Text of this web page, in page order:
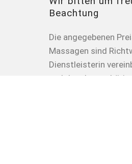
Beachtung
Die angegebenen
Massagen sind
Dienstleisterin
und den